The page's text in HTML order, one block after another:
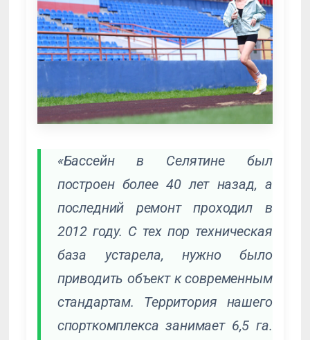
«Бассейн в Селятине был
построен более 40 лет назад, а
последний ремонт проходил в
2012 году. С тех пор техническая
база устарела, нужно было
приводить объект к современным
стандартам. Территория нашего
спорткомплекса занимает 6,5 га.